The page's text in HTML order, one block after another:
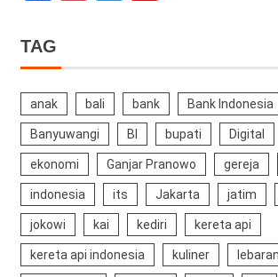
TAG
anak bali bank Bank Indonesia
Banyuwangi BI bupati Digital
ekonomi Ganjar Pranowo gereja
indonesia its Jakarta jatim
jokowi kai kediri kereta api
kereta api indonesia kuliner lebaran